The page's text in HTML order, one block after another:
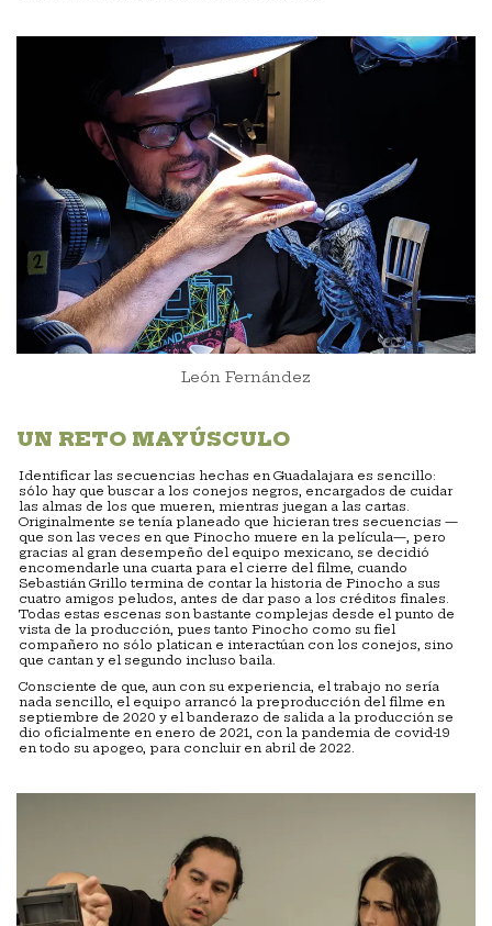
León Fernández
UN RETO MAYÚSCULO
Identificar las secuencias hechas en Guadalajara es sencillo:
sólo hay que buscar a los conejos negros, encargados de cuidar
las almas de los que mueren, mientras juegan a las cartas.
Originalmente se tenía planeado que hicieran tres secuencias —
que son las veces en que Pinocho muere en la película—, pero
gracias al gran desempeño del equipo mexicano, se decidió
encomendarle una cuarta para el cierre del filme, cuando
Sebastián Grillo termina de contar la historia de Pinocho a sus
cuatro amigos peludos, antes de dar paso a los créditos finales.
Todas estas escenas son bastante complejas desde el punto de
vista de la producción, pues tanto Pinocho como su fiel
compañero no sólo platican e interactúan con los conejos, sino
que cantan y el segundo incluso baila.
Consciente de que, aun con su experiencia, el trabajo no sería
nada sencillo, el equipo arrancó la preproducción del filme en
septiembre de 2020 y el banderazo de salida a la producción se
dio oficialmente en enero de 2021, con la pandemia de covid-19
en todo su apogeo, para concluir en abril de 2022.